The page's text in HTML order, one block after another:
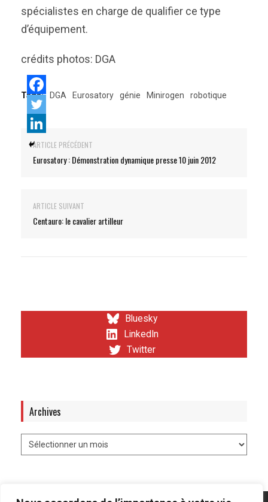
spécialistes en charge de qualifier ce type
d’équipement.
crédits photos: DGA
Tags: DGA Eurosatory génie Minirogen robotique
ARTICLE PRÉCÉDENT
Eurosatory : Démonstration dynamique presse 10 juin 2012
ARTICLE SUIVANT
Centauro: le cavalier artilleur
Bluesky
LinkedIn
Twitter
Archives